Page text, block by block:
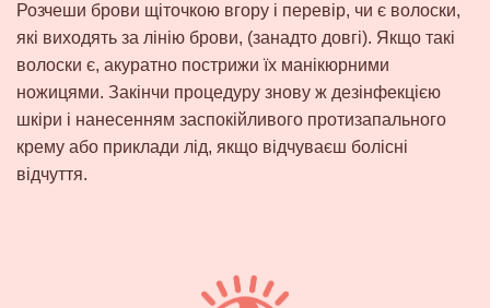
Розчеши брови щіточкою вгору і перевір, чи є волоски,
які виходять за лінію брови, (занадто довгі). Якщо такі
волоски є, акуратно пострижи їх манікюрними
ножицями. Закінчи процедуру знову ж дезінфекцією
шкіри і нанесенням заспокійливого протизапального
крему або приклади лід, якщо відчуваєш болісні
відчуття.